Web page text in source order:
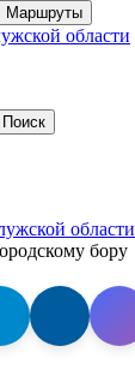
Маршруты
области
Поиск
области
бору